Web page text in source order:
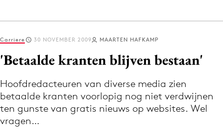
Log in
Download de app
Volg het laatste nieuws via de Adformatie
Nieuws app
Carriere 30 NOVEMBER 2009 MAARTEN HAFKAMP
'Betaalde kranten blijven bestaan'
Hoofdredacteuren van diverse media zien
betaalde kranten voorlopig nog niet verdwijnen
ten gunste van gratis nieuws op websites. Wel
vragen…